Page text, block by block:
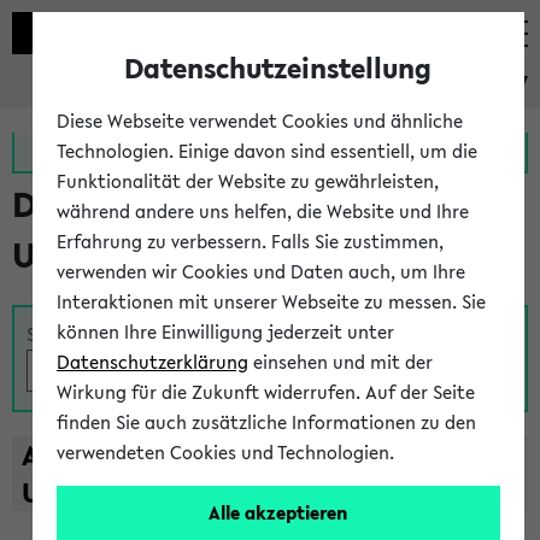
eKVV
Zur MeineUni App Zum MeineUni Portal
Das Lehrangebot der
Universität Bielefeld
Suche
A B C D E F G H I J K L M N O
U
V W X Y
Z
Datenschutzeinstellung
Diese Webseite verwendet Cookies und ähnliche
Technologien. Einige davon sind essentiell, um die
Funktionalität der Website zu gewährleisten,
während andere uns helfen, die Website und Ihre
Erfahrung zu verbessern. Falls Sie zustimmen,
verwenden wir Cookies und Daten auch, um Ihre
Interaktionen mit unserer Webseite zu messen. Sie
können Ihre Einwilligung jederzeit unter
Datenschutzerklärung einsehen und mit der
Wirkung für die Zukunft widerrufen. Auf der Seite
finden Sie auch zusätzliche Informationen zu den
verwendeten Cookies und Technologien.
Alle akzeptieren